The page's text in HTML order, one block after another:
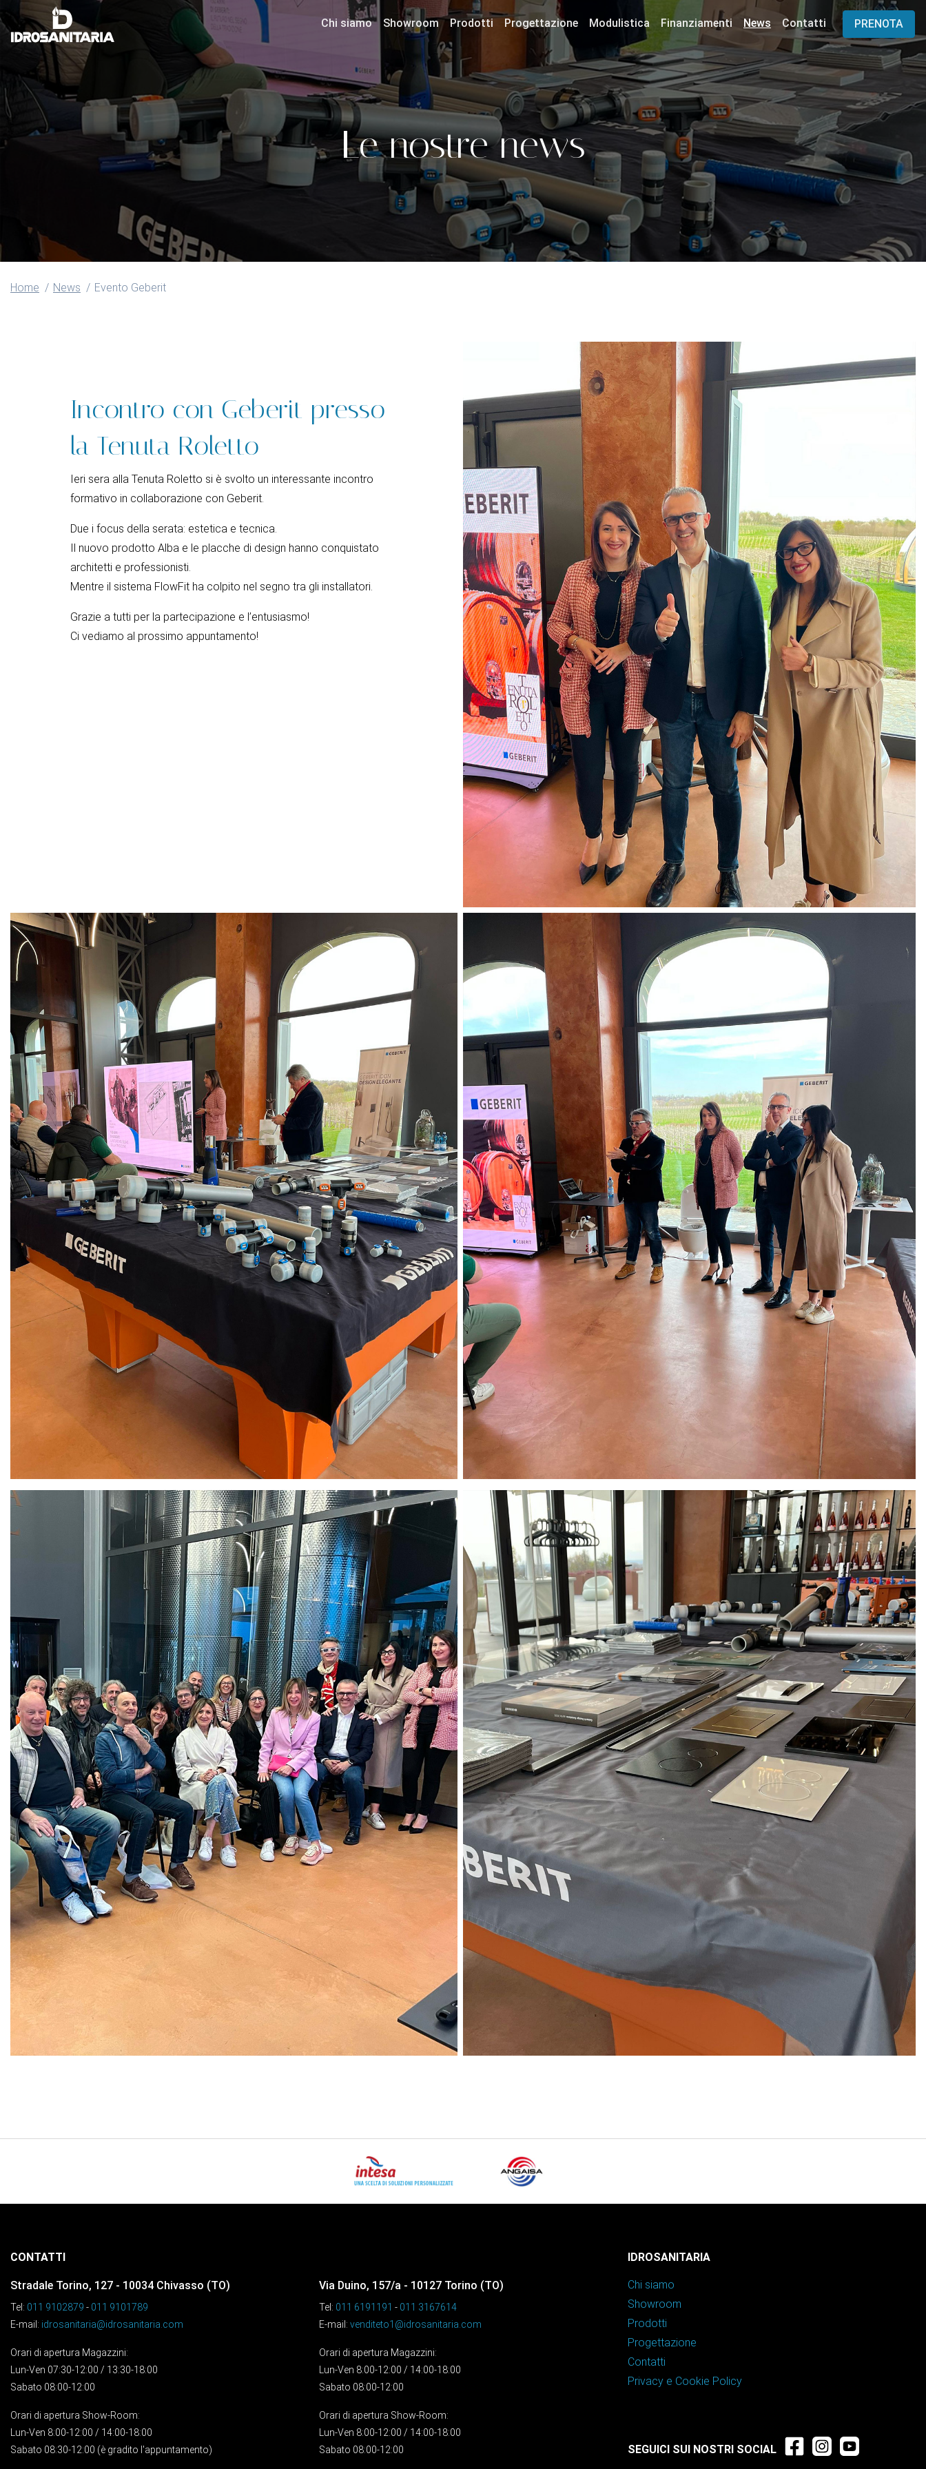
Chi siamo Showroom Prodotti Progettazione Modulistica Finanziamenti News Contatti PRENOTA
Le nostre news
Home News Evento Geberit
Incontro con Geberit presso
la Tenuta Roletto
Ieri sera alla Tenuta Roletto si è svolto un interessante incontro
formativo in collaborazione con Geberit.
Due i focus della serata: estetica e tecnica.
Il nuovo prodotto Alba e le placche di design hanno conquistato
architetti e professionisti.
Mentre il sistema FlowFit ha colpito nel segno tra gli installatori.
Grazie a tutti per la partecipazione e l’entusiasmo!
Ci vediamo al prossimo appuntamento!
CONTATTI
Stradale Torino, 127 - 10034 Chivasso (TO)
Tel: 011 9102879 - 011 9101789
E-mail: idrosanitaria@idrosanitaria.com
Orari di apertura Magazzini:
Lun-Ven 07:30-12:00 / 13:30-18:00
Sabato 08:00-12:00
Orari di apertura Show-Room:
Lun-Ven 8:00-12:00 / 14:00-18:00
Sabato 08:30-12:00 (è gradito l'appuntamento)
Via Duino, 157/a - 10127 Torino (TO)
Tel: 011 6191191 - 011 3167614
E-mail: venditeto1@idrosanitaria.com
Orari di apertura Magazzini:
Lun-Ven 8:00-12:00 / 14:00-18:00
Sabato 08:00-12:00
Orari di apertura Show-Room:
Lun-Ven 8:00-12:00 / 14:00-18:00
Sabato 08:00-12:00
IDROSANITARIA
Chi siamo
Showroom
Prodotti
Progettazione
Contatti
Privacy e Cookie Policy
SEGUICI SUI NOSTRI SOCIAL